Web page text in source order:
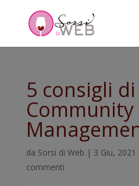
5 consigli di
Community
da Sorsi di Web | 3 Giu, 2021
commenti